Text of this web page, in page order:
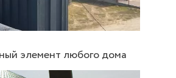
элемент любого дома